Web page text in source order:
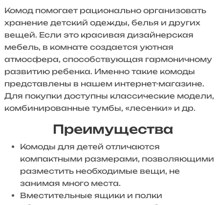
Комод помогает рационально организовать
хранение детский одежды, белья и других
вещей. Если это красивая дизайнерская
мебель, в комнате создается уютная
атмосфера, способствующая гармоничному
развитию ребенка. Именно такие комоды
представлены в нашем интернет-магазине.
Для покупки доступны классические модели,
комбинированные тумбы, «лесенки» и др.
Преимущества
Комоды для детей отличаются
компактными размерами, позволяющими
разместить необходимые вещи, не
занимая много места.
Вместительные ящики и полки